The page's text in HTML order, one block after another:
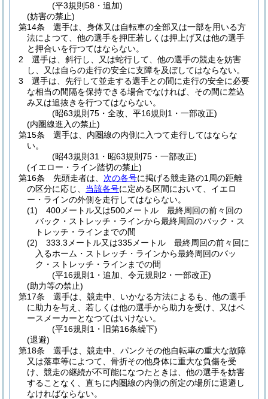
(平3規則58・追加)
(妨害の禁止)
第14条
選手は、身体又は自転車の全部又は一部を用いる方
法によつて、他の選手を押圧若しくは押上げ又は他の選手
と押合いを行つてはならない。
2
選手は、斜行し、又は蛇行して、他の選手の競走を妨害
し、又は自らの走行の安全に支障を及ぼしてはならない。
3
選手は、先行して並走する選手との間に走行の安全に必要
な相当の間隔を保持できる場合でなければ、その間に差込
み又は追抜きを行つてはならない。
(昭63規則75・全改、平16規則1・一部改正)
(内圏線進入の禁止)
第15条
選手は、内圏線の内側に入つて走行してはならな
い。
(昭43規則31・昭63規則75・一部改正)
(イエロー・ライン踏切の禁止)
第16条
先頭走者は、 次の各号に掲げる競走路の1周の距離
の区分に応じ、 当該各号に定める区間において、イエロ
ー・ラインの外側を走行してはならない。
(1)
400メートル又は500メートル 最終周回の前々回の
バック・ストレッチ・ラインから最終周回のバック・ス
トレッチ・ラインまでの間
(2)
333.3メートル又は335メートル 最終周回の前々回に
入るホーム・ストレッチ・ラインから最終周回のバッ
ク・ストレッチ・ラインまでの間
(平16規則1・追加、令元規則2・一部改正)
(助力等の禁止)
第17条
選手は、競走中、いかなる方法によるも、他の選手
に助力を与え、若しくは他の選手から助力を受け、又はペ
ースメーカーとなつてはいけない。
(平16規則1・旧第16条繰下)
(退避)
第18条
選手は、競走中、パンクその他自転車の重大な故障
又は落車等によつて、骨折その他身体に重大な負傷を受
け、競走の継続が不可能になつたときは、他の選手を妨害
することなく、直ちに内圏線の内側の所定の場所に退避し
なければならない。